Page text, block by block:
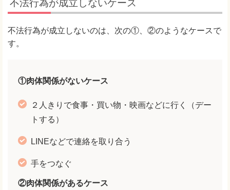
不法行為が成立しないケース
不法行為が成立しないのは、次の①、②のようなケースで
す。
①肉体関係がないケース
２人きりで食事・買い物・映画などに行く（デー
トする）
LINEなどで連絡を取り合う
手をつなぐ
②肉体関係があるケース